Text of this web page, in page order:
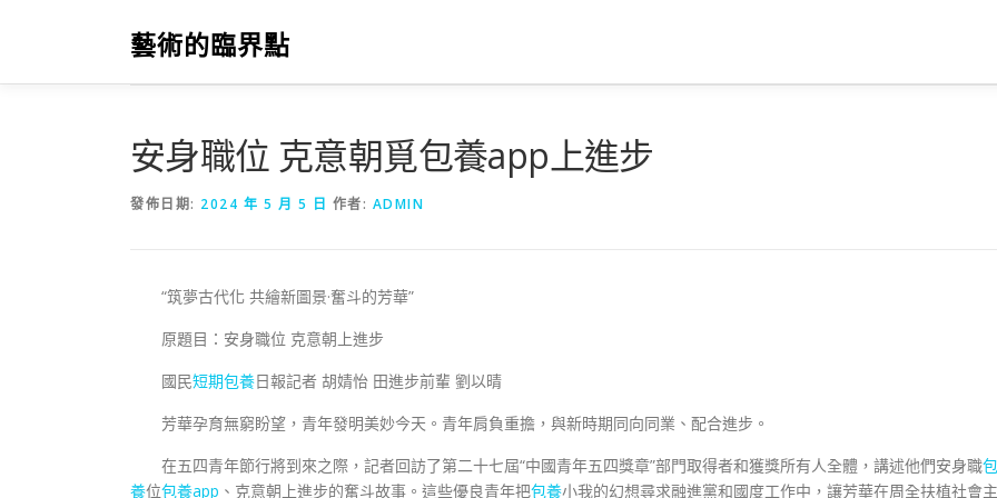
要
藝術的臨界點
安身職位 克意朝覓包養app上進步
發佈日期: 2024 年 5 月 5 日 作者: ADMIN
“筑夢古代化 共繪新圖景·奮斗的芳華”
原題目：安身職位 克意朝上進步
國民短期包養日報記者 胡婧怡 田進步前輩 劉以晴
芳華孕育無窮盼望，青年發明美妙今天。青年肩負重擔，與新時期同向同業、配合進步。
在五四青年節行將到來之際，記者回訪了第二十七屆“中國青年五四獎章”部門取得者和獲獎所有人全體，講述他們安身職包
養位包養app 、克意朝上進步的奮斗故事。這些優良青年把包養小我的幻想尋求融進黨和國度工作中，讓芳華在周全扶植社會主